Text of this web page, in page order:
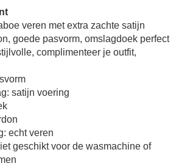
veren met extra zachte satijn
goede pasvorm, omslagdoek perfect
complimenteer je outfit,
satijn voering
echt veren
geschikt voor de wasmachine of